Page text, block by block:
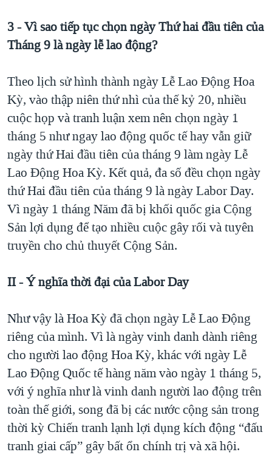
3 - Vì sao tiếp tục chọn ngày Thứ hai đầu tiên của
Tháng 9 là ngày lễ lao động?
Theo lịch sử hình thành ngày Lễ Lao Động Hoa
Kỳ, vào thập niên thứ nhì của thế kỷ 20, nhiều
cuộc họp và tranh luận xem nên chọn ngày 1
tháng 5 như ngay lao động quốc tế hay vẫn giữ
ngày thứ Hai đầu tiên của tháng 9 làm ngày Lễ
Lao Động Hoa Kỳ. Kết quả, đa số đều chọn ngày
thứ Hai đầu tiên của tháng 9 là ngày Labor Day.
Vì ngày 1 tháng Năm đã bị khối quốc gia Cộng
Sản lợi dụng để tạo nhiều cuộc gây rối và tuyên
truyền cho chủ thuyết Cộng Sản.
II - Ý nghĩa thời đại của Labor Day
Như vậy là Hoa Kỳ đã chọn ngày Lễ Lao Ðộng
riêng của mình. Vì là ngày vinh danh dành riêng
cho người lao động Hoa Kỳ, khác với ngày Lễ
Lao Ðộng Quốc tế hàng năm vào ngày 1 tháng 5,
với ý nghĩa như là vinh danh người lao động trên
toàn thế giới, song đã bị các nước cộng sản trong
thời kỳ Chiến tranh lạnh lợi dụng kích động “đấu
tranh giai cấp” gây bất ổn chính trị và xã hội.